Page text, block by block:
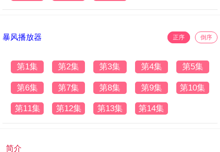
暴风播放器 正序 倒序
第1集 第2集 第3集 第4集 第5集
第6集 第7集 第8集 第9集 第10集
第11集 第12集 第13集 第14集
简介